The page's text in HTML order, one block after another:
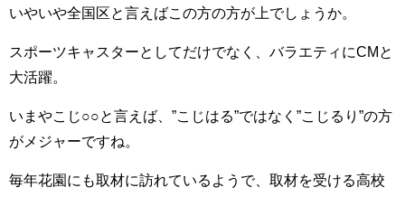
いやいや全国区と言えばこの方の方が上でしょうか。
スポーツキャスターとしてだけでなく、バラエティにCMと
大活躍。
いまやこじ○○と言えば、”こじはる”ではなく”こじるり”の方
がメジャーですね。
毎年花園にも取材に訪れているようで、取材を受ける高校